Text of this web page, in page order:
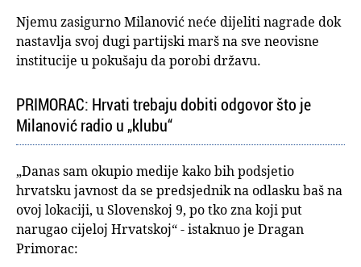
Njemu zasigurno Milanović neće dijeliti nagrade dok
nastavlja svoj dugi partijski marš na sve neovisne
institucije u pokušaju da porobi državu.
PRIMORAC: Hrvati trebaju dobiti odgovor što je
Milanović radio u „klubu“
„Danas sam okupio medije kako bih podsjetio
hrvatsku javnost da se predsjednik na odlasku baš na
ovoj lokaciji, u Slovenskoj 9, po tko zna koji put
narugao cijeloj Hrvatskoj“ - istaknuo je Dragan
Primorac: